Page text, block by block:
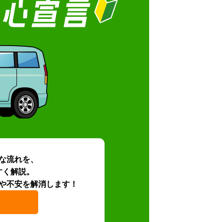
流れを、
解説。
不安を解消します！